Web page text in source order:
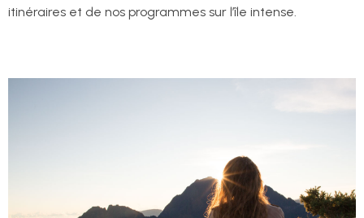
itinéraires et de nos programmes sur l’île intense.